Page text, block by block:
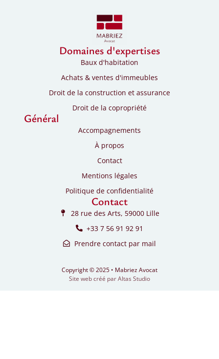
Domaines d'expertises
Baux d'habitation
Achats & ventes d'immeubles
Droit de la construction et assurance
Droit de la copropriété
Général
Accompagnements
À propos
Contact
Mentions légales
Politique de confidentialité
Contact
28 rue des Arts, 59000 Lille
+33 7 56 91 92 91
Prendre contact par mail
Copyright © 2025 • Mabriez Avocat
Site web créé par Altas Studio